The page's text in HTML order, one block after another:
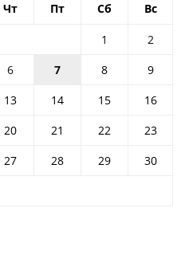
Чт Пт Сб Вс
1
2
6 7 8
9
13 14 15
16
20 21 22
23
27 28 29
30